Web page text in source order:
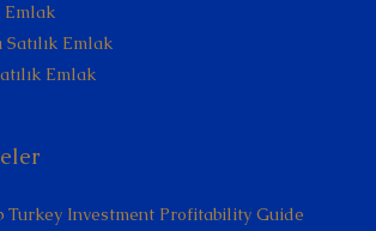
Emlak
Emlak
Emlak
Turkey Investment Profitability Guide